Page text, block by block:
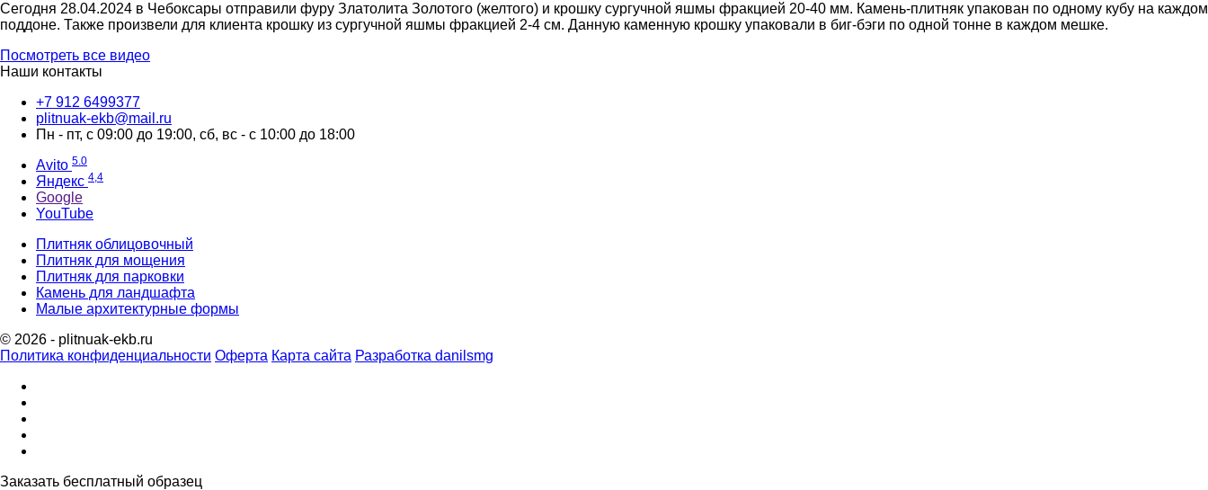
Сегодня 28.04.2024 в Чебоксары отправили фуру Златолита Золотого (желтого) и крошку сургучной яшмы фракцией 20-40 мм. Камень-плитняк упакован по одному кубу на каждом
поддоне. Также произвели для клиента крошку из сургучной яшмы фракцией 2-4 см. Данную каменную крошку упаковали в биг-бэги по одной тонне в каждом мешке.
Посмотреть все видео
Наши контакты
‪+7 912 6499377‬
plitnuak-ekb@mail.ru
Пн - пт, с 09:00 до 19:00, сб, вс - с 10:00 до 18:00
Avito 5.0
Яндекс 4,4
Google
YouTube
Плитняк облицовочный
Плитняк для мощения
Плитняк для парковки
Камень для ландшафта
Малые архитектурные формы
© 2026 - plitnuak-ekb.ru
Политика конфиденциальности Оферта Карта сайта Разработка danilsmg
Заказать бесплатный образец